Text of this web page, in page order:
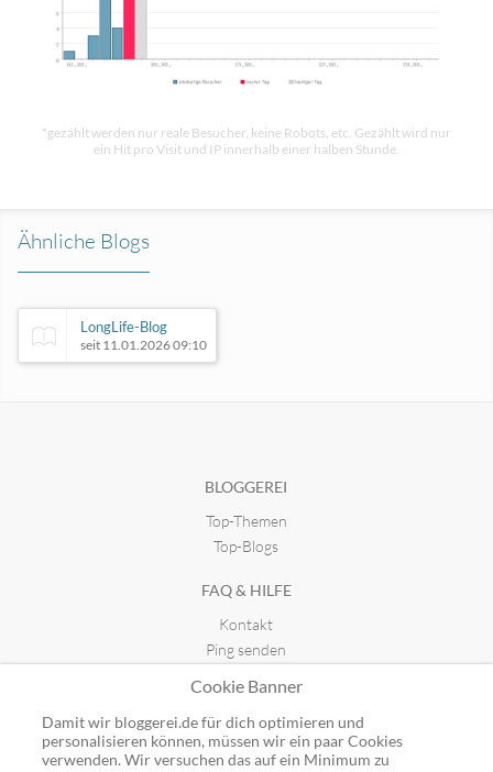
*gezählt werden nur reale Besucher, keine Robots, etc. Gezählt wird nur
ein Hit pro Visit und IP innerhalb einer halben Stunde.
Ähnliche Blogs
LongLife-Blog
seit 11.01.2026 09:10
BLOGGEREI
Top-Themen
Top-Blogs
FAQ & HILFE
Kontakt
Ping senden
GUTSCHEINE
Top-Gutscheine
Cookie Banner
Damit wir bloggerei.de für dich optimieren und
personalisieren können, müssen wir ein paar Cookies
verwenden. Wir versuchen das auf ein Minimum zu